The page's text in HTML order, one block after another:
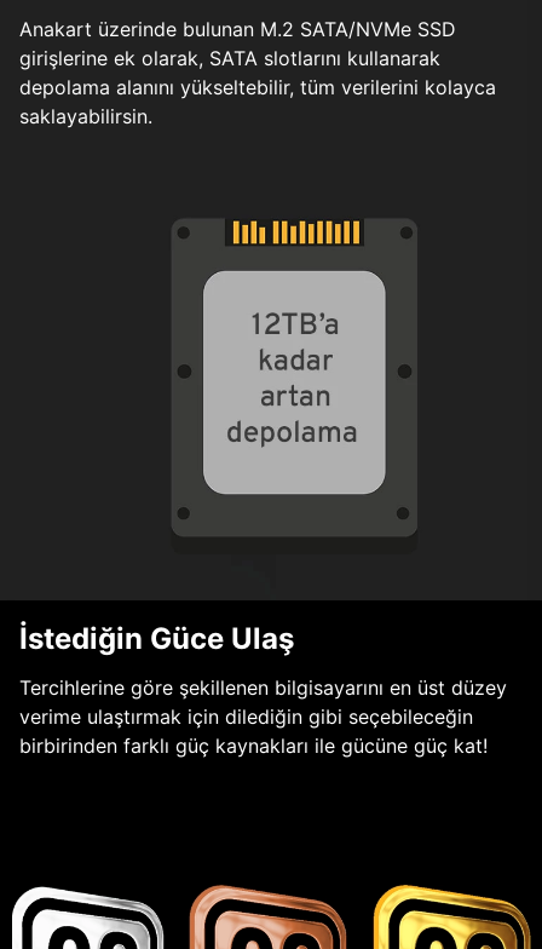
Anakart üzerinde bulunan M.2 SATA/NVMe SSD
girişlerine ek olarak, SATA slotlarını kullanarak
depolama alanını yükseltebilir, tüm verilerini kolayca
saklayabilirsin.
İstediğin Güce Ulaş
Tercihlerine göre şekillenen bilgisayarını en üst düzey
verime ulaştırmak için dilediğin gibi seçebileceğin
birbirinden farklı güç kaynakları ile gücüne güç kat!